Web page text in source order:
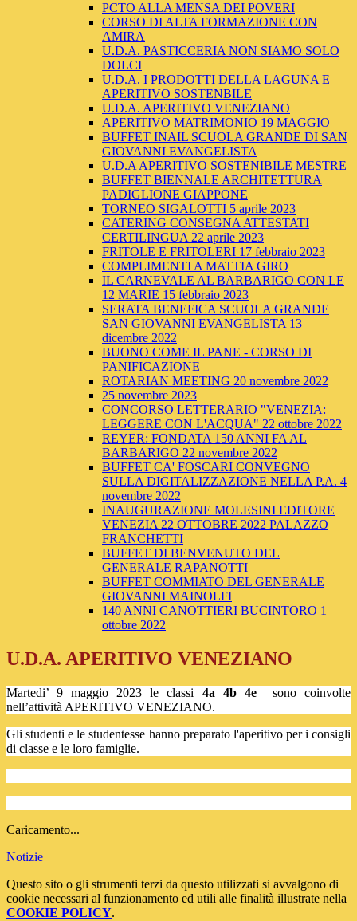
PCTO ALLA MENSA DEI POVERI
CORSO DI ALTA FORMAZIONE CON
AMIRA
U.D.A. PASTICCERIA NON SIAMO SOLO
DOLCI
U.D.A. I PRODOTTI DELLA LAGUNA E
APERITIVO SOSTENBILE
U.D.A. APERITIVO VENEZIANO
APERITIVO MATRIMONIO 19 MAGGIO
BUFFET INAIL SCUOLA GRANDE DI SAN
GIOVANNI EVANGELISTA
U.D.A APERITIVO SOSTENIBILE MESTRE
BUFFET BIENNALE ARCHITETTURA
PADIGLIONE GIAPPONE
TORNEO SIGALOTTI 5 aprile 2023
CATERING CONSEGNA ATTESTATI
CERTILINGUA 22 aprile 2023
FRITOLE E FRITOLERI 17 febbraio 2023
COMPLIMENTI A MATTIA GIRO
IL CARNEVALE AL BARBARIGO CON LE
12 MARIE 15 febbraio 2023
SERATA BENEFICA SCUOLA GRANDE
SAN GIOVANNI EVANGELISTA 13
dicembre 2022
BUONO COME IL PANE - CORSO DI
PANIFICAZIONE
ROTARIAN MEETING 20 novembre 2022
25 novembre 2023
CONCORSO LETTERARIO "VENEZIA:
LEGGERE CON L'ACQUA" 22 ottobre 2022
REYER: FONDATA 150 ANNI FA AL
BARBARIGO 22 novembre 2022
BUFFET CA' FOSCARI CONVEGNO
SULLA DIGITALIZZAZIONE NELLA P.A. 4
novembre 2022
INAUGURAZIONE MOLESINI EDITORE
VENEZIA 22 OTTOBRE 2022 PALAZZO
FRANCHETTI
BUFFET DI BENVENUTO DEL
GENERALE RAPANOTTI
BUFFET COMMIATO DEL GENERALE
GIOVANNI MAINOLFI
140 ANNI CANOTTIERI BUCINTORO 1
ottobre 2022
U.D.A. APERITIVO VENEZIANO
Martedi’ 9 maggio 2023 le classi 4a 4b 4e
sono coinvolte
nell’attività APERITIVO VENEZIANO.
Gli studenti e le studentesse hanno preparato l'aperitivo per i consigli
di classe e le loro famiglie.
Caricamento...
Notizie
Questo sito o gli strumenti terzi da questo utilizzati si avvalgono di
cookie necessari al funzionamento ed utili alle finalità illustrate nella
COOKIE POLICY.